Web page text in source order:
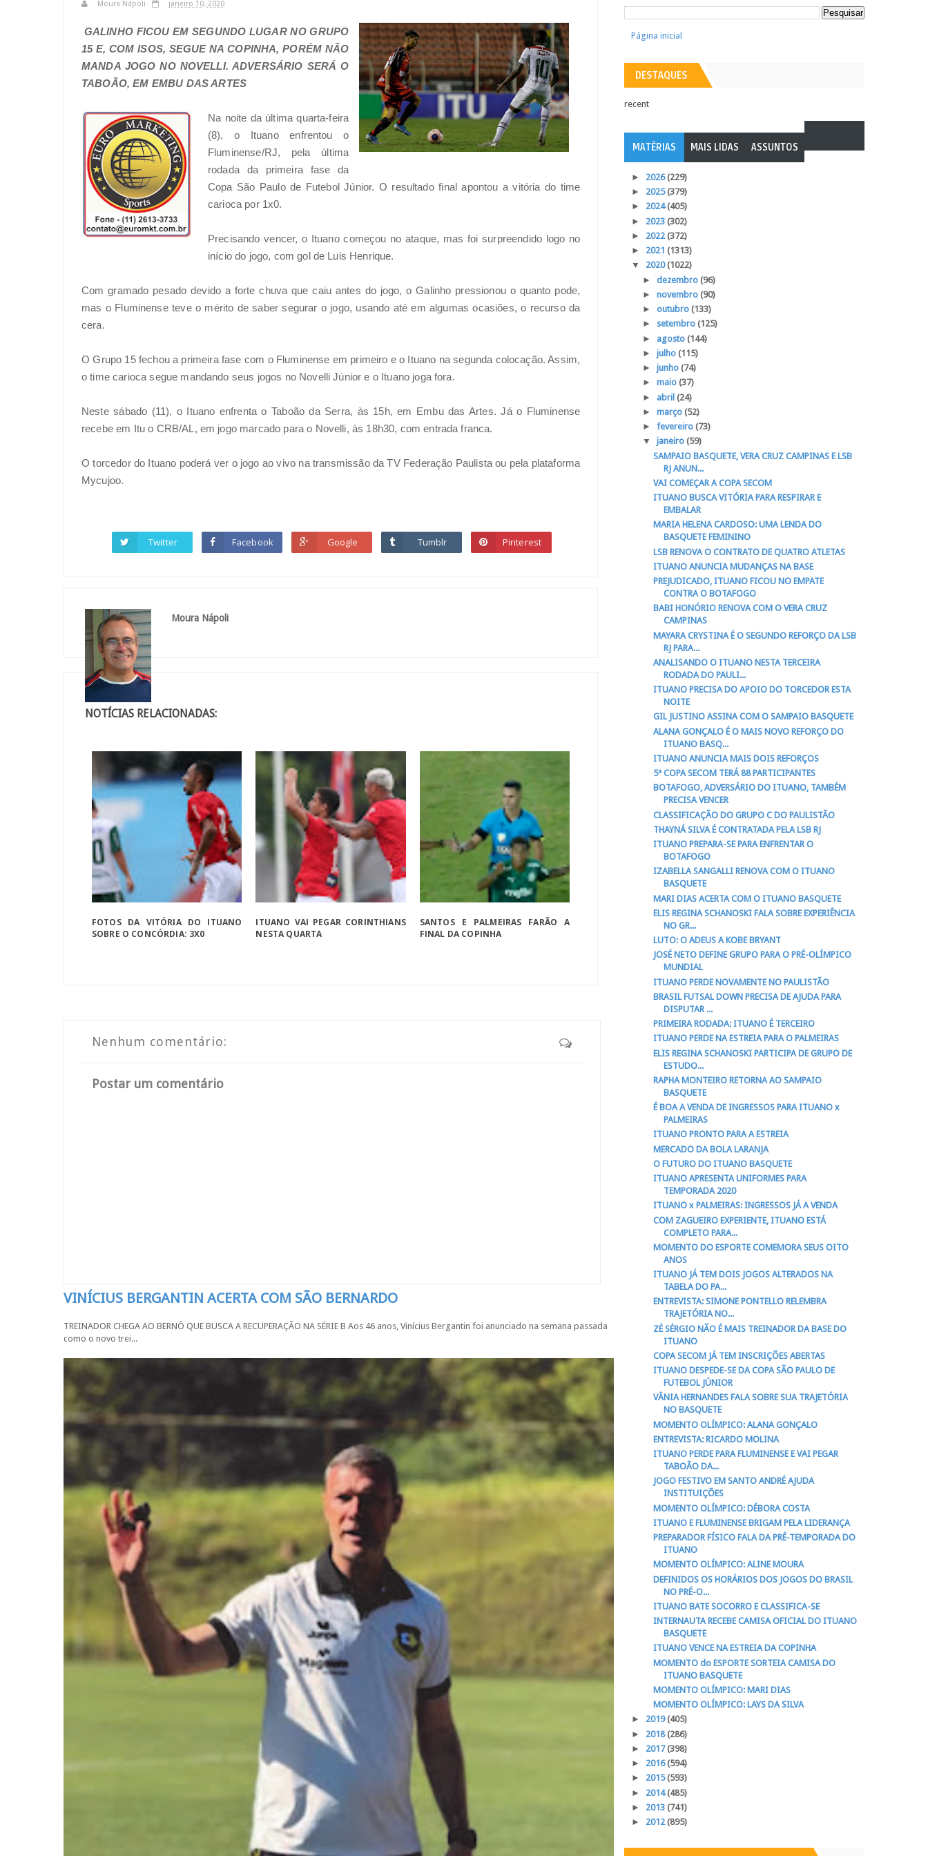
Moura Nápoli janeiro 10, 2020
GALINHO FICOU EM SEGUNDO LUGAR NO GRUPO
15 E, COM ISOS, SEGUE NA COPINHA, PORÉM NÃO
MANDA JOGO NO NOVELLI. ADVERSÁRIO SERÁ O
TABOÃO, EM EMBU DAS ARTES
Na noite da última quarta-feira
(8), o Ituano enfrentou o
Fluminense/RJ, pela última
rodada da primeira fase da
Copa São Paulo de Futebol Júnior. O resultado final apontou a vitória do time
carioca por 1x0.
Precisando vencer, o Ituano começou no ataque, mas foi surpreendido logo no
início do jogo, com gol de Luis Henrique.
Com gramado pesado devido a forte chuva que caiu antes do jogo, o Galinho pressionou o quanto pode,
mas o Fluminense teve o mérito de saber segurar o jogo, usando até em algumas ocasiões, o recurso da
cera.
O Grupo 15 fechou a primeira fase com o Fluminense em primeiro e o Ituano na segunda colocação. Assim,
o time carioca segue mandando seus jogos no Novelli Júnior e o Ituano joga fora.
Neste sábado (11), o Ituano enfrenta o Taboão da Serra, às 15h, em Embu das Artes. Já o Fluminense
recebe em Itu o CRB/AL, em jogo marcado para o Novelli, às 18h30, com entrada franca.
O torcedor do Ituano poderá ver o jogo ao vivo na transmissão da TV Federação Paulista ou pela plataforma
Mycujoo.
Twitter Facebook Google Tumblr Pinterest
Moura Nápoli
NOTÍCIAS RELACIONADAS:
FOTOS DA VITÓRIA DO ITUANO
SOBRE O CONCÓRDIA: 3X0
ITUANO VAI PEGAR CORINTHIANS
NESTA QUARTA
SANTOS E PALMEIRAS FARÃO A
FINAL DA COPINHA
Nenhum comentário:
Postar um comentário
VINÍCIUS BERGANTIN ACERTA COM SÃO BERNARDO
TREINADOR CHEGA AO BERNÔ QUE BUSCA A RECUPERAÇÃO NA SÉRIE B Aos 46 anos, Vinícius Bergantin foi anunciado na semana passada
como o novo trei...
Página inicial
DESTAQUES
recent
MATÉRIAS MAIS LIDAS ASSUNTOS
► 2026(229)
► 2025(379)
► 2024(405)
► 2023 (302)
► 2022(372)
► 2021 (1313)
▼ 2020(1022)
► dezembro (96)
► novembro (90)
► outubro (133)
► setembro (125)
► agosto (144)
► julho (115)
► junho (74)
► maio (37)
► abril (24)
► março (52)
► fevereiro (73)
▼ janeiro (59)
SAMPAIO BASQUETE, VERA CRUZ CAMPINAS E LSB
RJ ANUN...
VAI COMEÇAR A COPA SECOM
ITUANO BUSCA VITÓRIA PARA RESPIRAR E
EMBALAR
MARIA HELENA CARDOSO: UMA LENDA DO
BASQUETE FEMININO
LSB RENOVA O CONTRATO DE QUATRO ATLETAS
ITUANO ANUNCIA MUDANÇAS NA BASE
PREJUDICADO, ITUANO FICOU NO EMPATE
CONTRA O BOTAFOGO
BABI HONÓRIO RENOVA COM O VERA CRUZ
CAMPINAS
MAYARA CRYSTINA É O SEGUNDO REFORÇO DA LSB
RJ PARA...
ANALISANDO O ITUANO NESTA TERCEIRA
RODADA DO PAULI...
ITUANO PRECISA DO APOIO DO TORCEDOR ESTA
NOITE
GIL JUSTINO ASSINA COM O SAMPAIO BASQUETE
ALANA GONÇALO É O MAIS NOVO REFORÇO DO
ITUANO BASQ...
ITUANO ANUNCIA MAIS DOIS REFORÇOS
5ª COPA SECOM TERÁ 88 PARTICIPANTES
BOTAFOGO, ADVERSÁRIO DO ITUANO, TAMBÉM
PRECISA VENCER
CLASSIFICAÇÃO DO GRUPO C DO PAULISTÃO
THAYNÁ SILVA É CONTRATADA PELA LSB RJ
ITUANO PREPARA-SE PARA ENFRENTAR O
BOTAFOGO
IZABELLA SANGALLI RENOVA COM O ITUANO
BASQUETE
MARI DIAS ACERTA COM O ITUANO BASQUETE
ELIS REGINA SCHANOSKI FALA SOBRE EXPERIÊNCIA
NO GR...
LUTO: O ADEUS A KOBE BRYANT
JOSÉ NETO DEFINE GRUPO PARA O PRÉ-OLÍMPICO
MUNDIAL
ITUANO PERDE NOVAMENTE NO PAULISTÃO
BRASIL FUTSAL DOWN PRECISA DE AJUDA PARA
DISPUTAR ...
PRIMEIRA RODADA: ITUANO É TERCEIRO
ITUANO PERDE NA ESTREIA PARA O PALMEIRAS
ELIS REGINA SCHANOSKI PARTICIPA DE GRUPO DE
ESTUDO...
RAPHA MONTEIRO RETORNA AO SAMPAIO
BASQUETE
É BOA A VENDA DE INGRESSOS PARA ITUANO x
PALMEIRAS
ITUANO PRONTO PARA A ESTREIA
MERCADO DA BOLA LARANJA
O FUTURO DO ITUANO BASQUETE
ITUANO APRESENTA UNIFORMES PARA
TEMPORADA 2020
ITUANO x PALMEIRAS: INGRESSOS JÁ A VENDA
COM ZAGUEIRO EXPERIENTE, ITUANO ESTÁ
COMPLETO PARA...
MOMENTO DO ESPORTE COMEMORA SEUS OITO
ANOS
ITUANO JÁ TEM DOIS JOGOS ALTERADOS NA
TABELA DO PA...
ENTREVISTA: SIMONE PONTELLO RELEMBRA
TRAJETÓRIA NO...
ZÉ SÉRGIO NÃO É MAIS TREINADOR DA BASE DO
ITUANO
COPA SECOM JÁ TEM INSCRIÇÕES ABERTAS
ITUANO DESPEDE-SE DA COPA SÃO PAULO DE
FUTEBOL JÚNIOR
VÂNIA HERNANDES FALA SOBRE SUA TRAJETÓRIA
NO BASQUETE
MOMENTO OLÍMPICO: ALANA GONÇALO
ENTREVISTA: RICARDO MOLINA
ITUANO PERDE PARA FLUMINENSE E VAI PEGAR
TABOÃO DA...
JOGO FESTIVO EM SANTO ANDRÉ AJUDA
INSTITUIÇÕES
MOMENTO OLÍMPICO: DÉBORA COSTA
ITUANO E FLUMINENSE BRIGAM PELA LIDERANÇA
PREPARADOR FÍSICO FALA DA PRÉ-TEMPORADA DO
ITUANO
MOMENTO OLÍMPICO: ALINE MOURA
DEFINIDOS OS HORÁRIOS DOS JOGOS DO BRASIL
NO PRÉ-O...
ITUANO BATE SOCORRO E CLASSIFICA-SE
INTERNAUTA RECEBE CAMISA OFICIAL DO ITUANO
BASQUETE
ITUANO VENCE NA ESTREIA DA COPINHA
MOMENTO do ESPORTE SORTEIA CAMISA DO
ITUANO BASQUETE
MOMENTO OLÍMPICO: MARI DIAS
MOMENTO OLÍMPICO: LAYS DA SILVA
► 2019(405)
► 2018(286)
► 2017(398)
► 2016(594)
► 2015(593)
► 2014(485)
► 2013 (741)
► 2012(895)